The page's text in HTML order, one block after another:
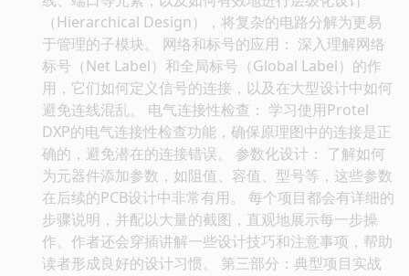
（Hierarchical Design），将复杂的电路分解为更易
于管理的子模块。 网络和标号的应用： 深入理解网络
标号（Net Label）和全局标号（Global Label）的作
用，它们如何定义信号的连接，以及在大型设计中如何
避免连线混乱。 电气连接性检查： 学习使用Protel
DXP的电气连接性检查功能，确保原理图中的连接是正
确的，避免潜在的连接错误。 参数化设计： 了解如何
为元器件添加参数，如阻值、容值、型号等，这些参数
在后续的PCB设计中非常有用。 每个项目都会有详细的
步骤说明，并配以大量的截图，直观地展示每一步操
作。作者还会穿插讲解一些设计技巧和注意事项，帮助
读者形成良好的设计习惯。 第三部分：典型项目实战